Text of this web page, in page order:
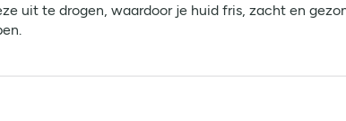
uit te drogen, waardoor je huid fris, zacht en